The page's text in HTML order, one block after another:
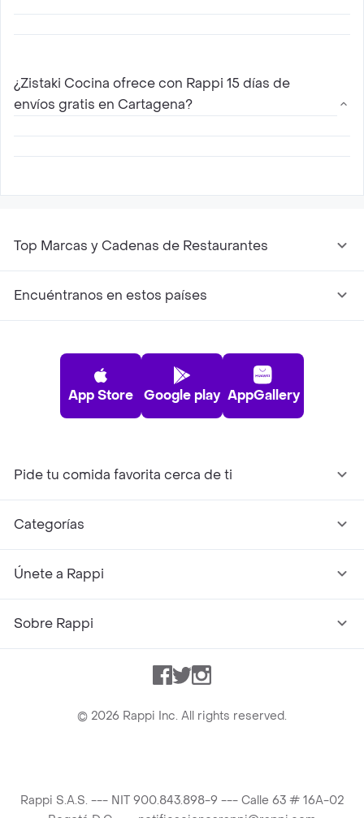
que proveen servicio a domicilio en Cartagena
con Rappi son aquellos que aparecen
disponibles en esta página, consulta aquellos
mas cercanos a tu ubicación y haz tu pedido
¿Zistaki Cocina ofrece con Rappi 15 días de
envíos gratis en Cartagena?
15 días de envíos gratis con Zistaki Cocina en
Top Marcas y Cadenas de Restaurantes
Encuéntranos en estos países
App Store Google play AppGallery
Pide tu comida favorita cerca de ti
Categorías
Únete a Rappi
Sobre Rappi
Facebook
TwitterInstagram
© 2026 Rappi Inc. All rights reserved.
Rappi S.A.S. --- NIT 900.843.898-9 --- Calle 63 # 16A-02